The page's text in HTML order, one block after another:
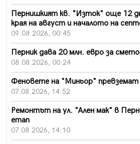
Пернишкият кв. "Изток" още 12
края на август и началото на
09.08.2026, 00:45
Перник дава 20 млн. евро за
08.08.2026, 00:24
Феновете на "Миньор" превземат
07.08.2026, 14:52
Ремонтът на ул. "Ален мак" в
етап
07.08.2026, 14:10